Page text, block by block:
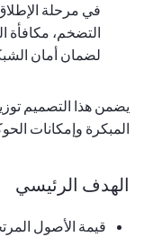
في مرحلة
التضخم، مكافأة
لضمان أمان
يضمن هذا التصميم
المبكرة وإمكانات
الهدف الرئيسي